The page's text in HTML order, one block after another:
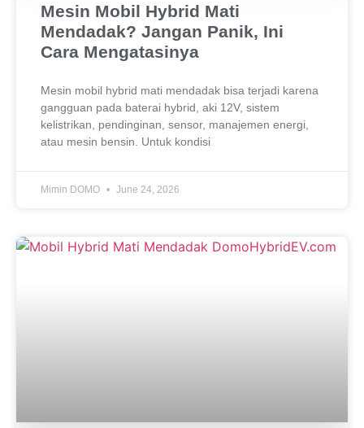
Mesin Mobil Hybrid Mati
Mendadak? Jangan Panik, Ini
Cara Mengatasinya
Mesin mobil hybrid mati mendadak bisa terjadi karena
gangguan pada baterai hybrid, aki 12V, sistem
kelistrikan, pendinginan, sensor, manajemen energi,
atau mesin bensin. Untuk kondisi
Mimin DOMO June 24, 2026